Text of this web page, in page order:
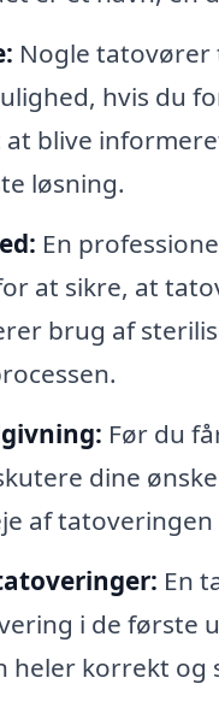
Nogle tatovører
hvis du
blive
løsning.
En
at sikre, at
brug af
Før du
dine
af
En
i de første
korrekt og